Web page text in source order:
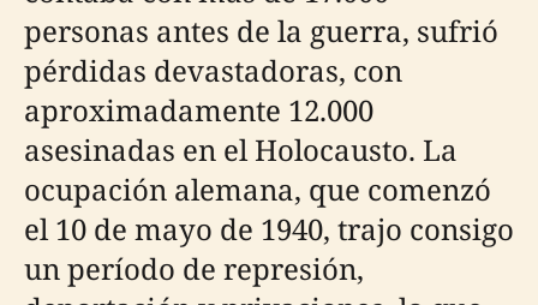
personas antes de la guerra, sufrió
pérdidas devastadoras, con
aproximadamente 12.000
asesinadas en el Holocausto. La
ocupación alemana, que comenzó
el 10 de mayo de 1940, trajo consigo
un período de represión,